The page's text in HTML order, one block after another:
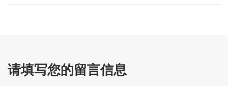
请填写您的留言信息